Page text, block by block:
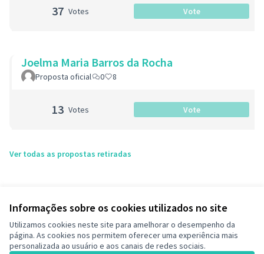
Informações sobre os cookies utilizados no site
Utilizamos cookies neste site para amelhorar o desempenho da
página. As cookies nos permitem oferecer uma experiência mais
personalizada ao usuário e aos canais de redes sociais.
37 Votes Vote
Joelma Maria Barros da Rocha
Proposta oficial 0 8
13 Votes Vote
Ver todas as propostas retiradas